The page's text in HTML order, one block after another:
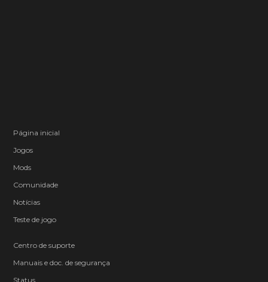
Página inicial
Jogos
Mods
Comunidade
Notícias
Teste de jogo
Centro de suporte
Manuais e doc. de segurança
Status